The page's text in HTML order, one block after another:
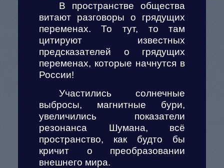
В пространстве общества
витают разговоры о грядущих
переменах. То тут, то там
цитируют известных
предсказателей о грядущих
переменах, которые начнутся в
России!
Участились солнечные
выбросы, магнитные бури,
увеличились показатели
резонанса Шумана, всё
пространство, как будто бы
кричит о преобразовании
внешнего мира.